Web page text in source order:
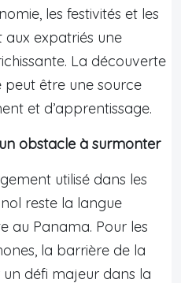
les festivités et les
expatriés une
La découverte
être une source
et d’apprentissage.
obstacle à surmonter
utilisé dans les
reste la langue
au Panama. Pour les
la barrière de la
défi majeur dans la